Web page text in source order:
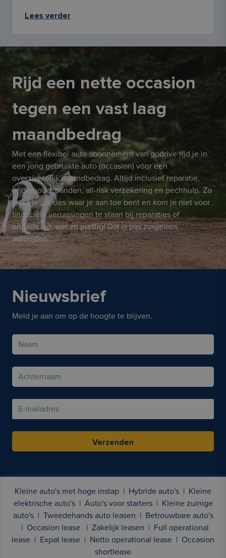
Lees verder
Rijd een nette occasion
tegen een vast laag
maandbedrag
Met een flexibel auto abonnement van godrive rijd je in
een jong gebruikte auto (occasion) voor een
overzichtelijk maandbedrag. Altijd inclusief reparatie,
onderhoud, banden, all-risk verzekering en pechhulp. Zo
weet je precies waar je aan toe bent en kom je niet voor
financiële verrassingen te staan bij reparaties of
onderhoud, wel zo prettig! Dat is pas zorgeloos
autorijden.
Nieuwsbrief
Meld je aan om op de hoogte te blijven.
Verzenden
Kleine auto's met hoge instap Hybride auto's
Kleine
elektrische auto's
Auto's voor starters
Kleine zuinige
auto's
Tweedehands auto leasen
Betrouwbare auto's
Occasion lease Zakelijk leasen
Full operational
lease
Expat lease Netto operational lease
Occasion
shortlease